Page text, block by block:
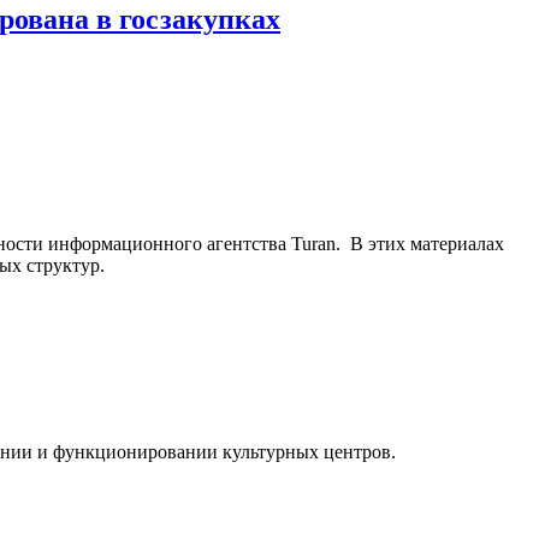
в госзакупках
информационного агентства Turan. В этих материалах
структур.
и функционировании культурных центров.